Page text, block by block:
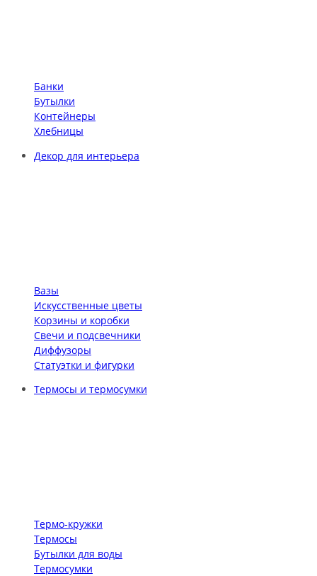
Банки
Бутылки
Контейнеры
Хлебницы
Декор для интерьера
Вазы
Искусственные цветы
Корзины и коробки
Свечи и подсвечники
Диффузоры
Статуэтки и фигурки
Термосы и термосумки
Термо-кружки
Термосы
Бутылки для воды
Термосумки